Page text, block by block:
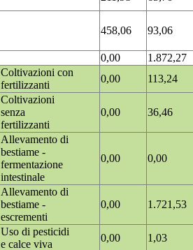
458,06 93,06
0,00
1.872,27
Coltivazioni con
fertilizzanti
0,00
113,24
Coltivazioni
senza
fertilizzanti
0,00 36,46
Allevamento di
bestiame -
fermentazione
intestinale
0,00 0,00
Allevamento di
bestiame -
escrementi
0,00 1.721,53
Uso di pesticidi
e calce viva
0,00 1,03